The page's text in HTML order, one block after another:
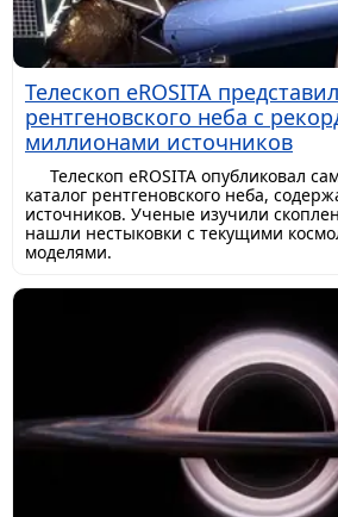
Телескоп eROSITA
рентгеновского неба с
миллионами источников
Телескоп eROSITA опубликовал
каталог рентгеновского неба,
источников. Ученые изучили
нашли нестыковки с текущими
моделями.